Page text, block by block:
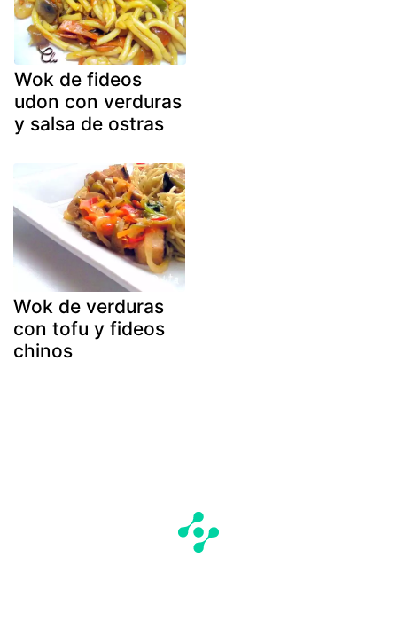
Wok de fideos
udon con verduras
y salsa de ostras
Wok de verduras
con tofu y fideos
chinos